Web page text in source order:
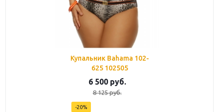
Купальник Bahama 102-
625 102505
6 500руб.
8 125руб.
-20%